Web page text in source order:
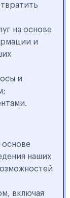
на основе
и
и
основе
наших
включая